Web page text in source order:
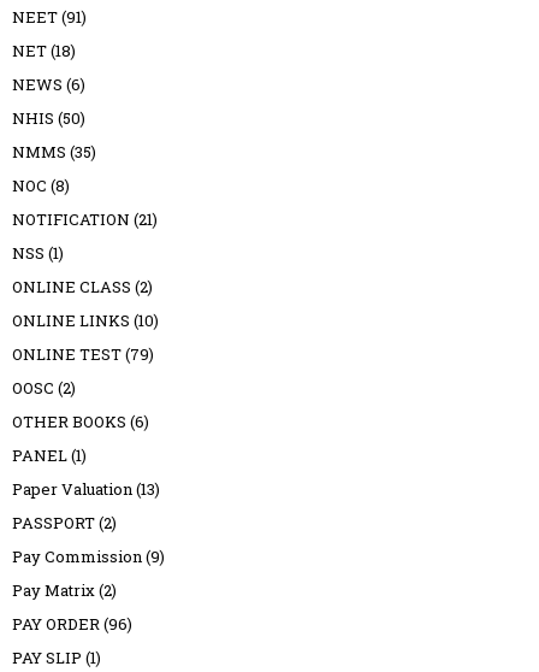
NEET(91)
NET(18)
NEWS (6)
NHIS (50)
NMMS (35)
NOC (8)
NOTIFICATION (21)
NSS (1)
ONLINE CLASS (2)
ONLINE LINKS (10)
ONLINE TEST(79)
OOSC (2)
OTHER BOOKS (6)
PANEL(1)
Paper Valuation(13)
PASSPORT(2)
Pay Commission(9)
Pay Matrix(2)
PAY ORDER(96)
PAY SLIP (1)